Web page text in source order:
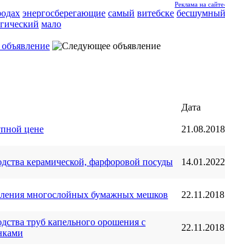
Реклама на
энергосберегающие самый витебске бесшумный
мало
Дата
цене 21.08.2018
керамической, фарфоровой посуды 14.01.2022
многослойных бумажных мешков 22.11.2018
труб капельного орошения с
22.11.2018